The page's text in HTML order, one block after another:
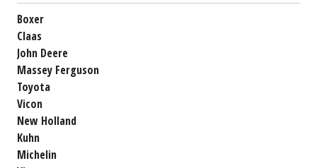
Boxer
Claas
John Deere
Massey Ferguson
Toyota
Vicon
New Holland
Kuhn
Michelin